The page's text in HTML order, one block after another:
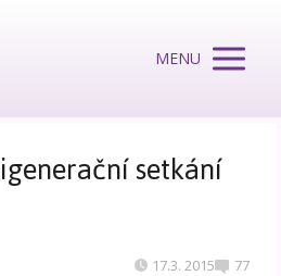
MENU
setkání
17.3. 2015 77